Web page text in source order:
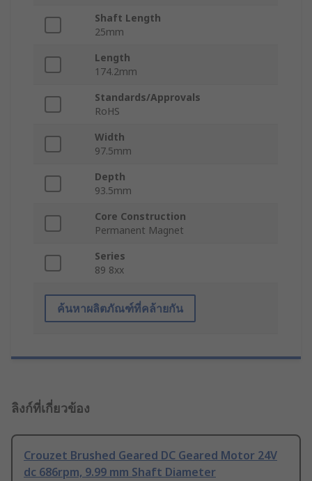
Shaft Length
25mm
Length
174.2mm
Standards/Approvals
RoHS
Width
97.5mm
Depth
93.5mm
Core Construction
Permanent Magnet
Series
89 8xx
ค้นหาผลิตภัณฑ์ที่คล้ายกัน
ลิงก์ที่เกี่ยวข้อง
Crouzet Brushed Geared DC Geared Motor 24V
dc 686rpm, 9.99 mm Shaft Diameter